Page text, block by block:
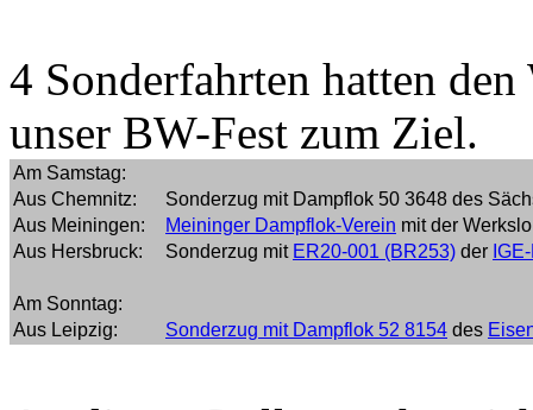
4 Sonderfahrten hatten
unser BW-Fest zum Ziel.
Am Samstag:
Aus Chemnitz:
Sonderzug mit Dampflok 50 3648 des
Aus Meiningen:
Meininger Dampflok-Verein mit der
Aus Hersbruck:
Sonderzug mit ER20-001 (BR253) der
Am Sonntag:
Aus Leipzig:
Sonderzug mit Dampflok 52 8154 des